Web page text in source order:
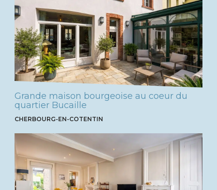
Grande maison bourgeoise au coeur du
quartier Bucaille
CHERBOURG-EN-COTENTIN